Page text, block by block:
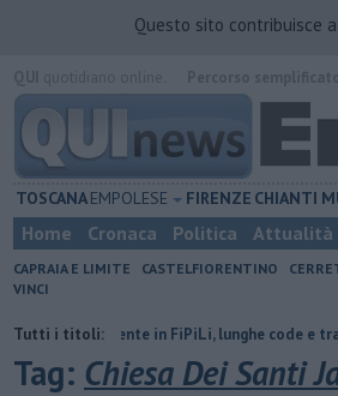
Questo sito contribuisce
TOSCANAEMPOLESE FIRENZE CHIANTI
Home Cronaca Politica Attualità
CAPRAIA E LIMITE CASTELFIORENTINO
VINCI
Tutti i titoli:
Incidente in FiPiLi, lunghe code e traffico ko
Tag: Chiesa Dei Santi